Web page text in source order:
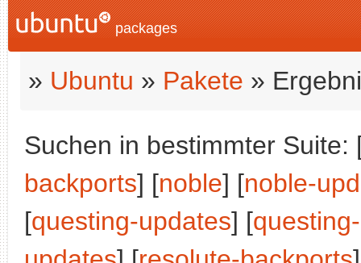
packages
» Ubuntu » Pakete »
Suchen in bestimmter Suite:
backports] [noble] [noble-
[questing-updates] [